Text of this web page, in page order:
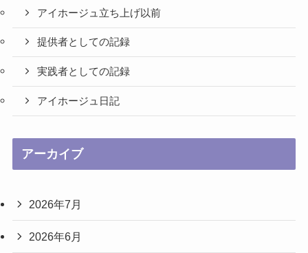
アイホージュ立ち上げ以前
提供者としての記録
実践者としての記録
アイホージュ日記
アーカイブ
2026年7月
2026年6月